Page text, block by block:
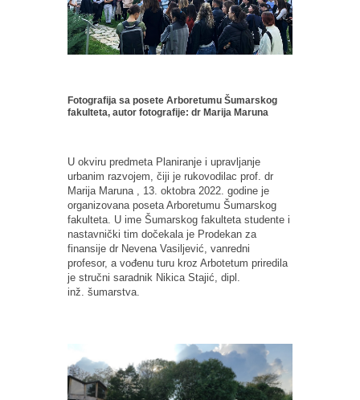
Fotografija sa posete Arboretumu Šumarskog
fakulteta, autor fotografije: dr Marija Maruna
U okviru predmeta Planiranje i upravljanje
urbanim razvojem, čiji je rukovodilac prof. dr
Marija Maruna , 13. oktobra 2022. godine je
organizovana poseta Arboretumu Šumarskog
fakulteta. U ime Šumarskog fakulteta studente i
nastavnički tim dočekala je Prodekan za
finansije dr Nevena Vasiljević, vanredni
profesor, a vođenu turu kroz Arbotetum priredila
je stručni saradnik Nikica Stajić, dipl.
inž. šumarstva.